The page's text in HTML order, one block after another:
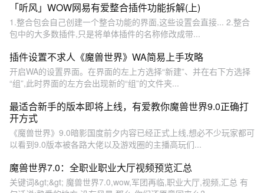
「听风」WOW网易有爱整合插件功能拆解(上)
1.整合包会自己创建一个整合功能的界面,这些设置会直接... 2.整合
包中的大多数插件,只是将单体插件的名称修改成带...
插件设置不求人《魔兽世界》WA简易上手攻略
开启WA的设置界面。在界面的左上方选择“新建”、并在右下方选择
“组”,此时界面的左方会出现新的“组”的文件夹...
最适合新手的版本即将上线，有爱教你魔兽世界9.0正确打
开方式
《魔兽世界》9.0暗影国度前夕内容已经正式上线,想必不少玩家都可
以看到9.0版本被各路大佬以及游戏圈的主播高玩们...
魔兽世界7.0：全职业职业大厅视频预览汇总
关键词&gt;&gt; 魔兽世界7.0,wow,军团再临,职业大厅,视频,汇总 有